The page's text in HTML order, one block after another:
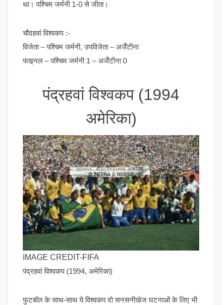
था। पश्चिम जर्मनी 1-0 से जीता।
चौदहवां विश्वकप :-
विजेता – पश्चिम जर्मनी, उपविजेता – अर्जेंटीना
फाइनल – पश्चिम जर्मनी 1 – अर्जेंटीना 0
पंद्रहवां विश्वकप (1994
अमेरिका)
IMAGE CREDIT-FIFA
पंद्रहवां विश्वकप (1994, अमेरिका)
फुटबॉल के साथ-साथ ये विश्वकप दो सनसनीखेज घटनाओं के लिए भी